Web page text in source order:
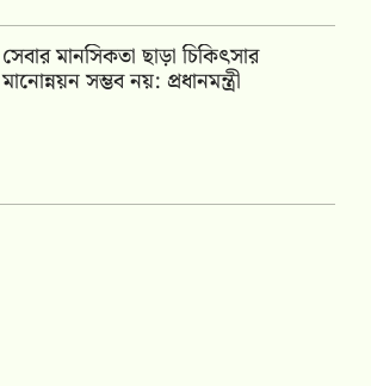
সেবার মানসিকতা ছাড়া চিকিৎসার
মানোন্নয়ন সম্ভব নয়: প্রধানমন্ত্রী